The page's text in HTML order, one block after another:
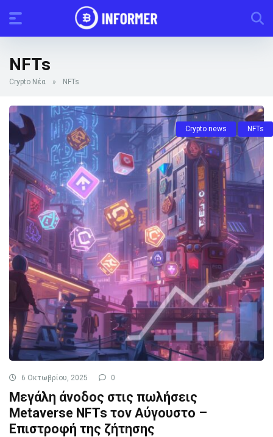
NFTs
Crypto Νέα » NFTs
Crypto news NFTs
6 Οκτωβρίου, 2025 0
Μεγάλη άνοδος στις πωλήσεις
Metaverse NFTs τον Αύγουστο –
Επιστροφή της ζήτησης